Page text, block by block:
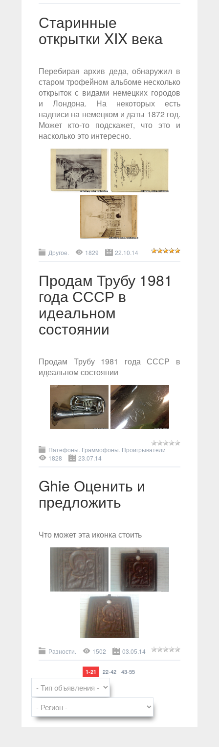
Старинные
открытки XIX века
Перебирая архив деда, обнаружил в
старом трофейном альбоме несколько
открыток с видами немецких городов
и Лондона. На некоторых есть
надписи на немецком и даты 1872 год.
Может кто-то подскажет, что это и
насколько это интересно.
Другое. 1829 22.10.14
Продам Трубу 1981
года СССР в
идеальном
состоянии
Продам Трубу 1981 года СССР в
идеальном состоянии
Патефоны. Граммофоны. Проигрыватели
1828
23.07.14
Ghie Оценить и
предложить
Что может эта иконка стоить
Разности. 1502 03.05.14
1-21 22-42 43-55